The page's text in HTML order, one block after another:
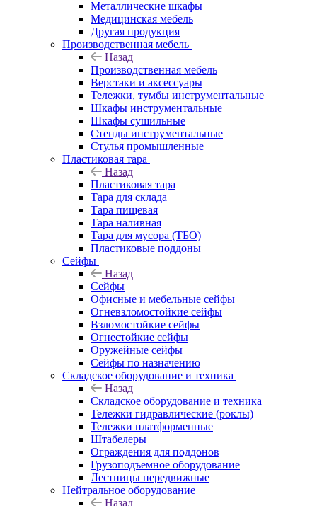
Металлические шкафы
Медицинская мебель
Другая продукция
Производственная мебель
Назад
Производственная мебель
Верстаки и аксессуары
Тележки, тумбы инструментальные
Шкафы инструментальные
Шкафы сушильные
Стенды инструментальные
Cтулья промышленные
Пластиковая тара
Назад
Пластиковая тара
Тара для склада
Тара пищевая
Тара наливная
Тара для мусора (ТБО)
Пластиковые поддоны
Сейфы
Назад
Сейфы
Офисные и мебельные сейфы
Огневзломостойкие сейфы
Взломостойкие сейфы
Огнестойкие сейфы
Оружейные сейфы
Сейфы по назначению
Складское оборудование и техника
Назад
Складское оборудование и техника
Тележки гидравлические (роклы)
Тележки платформенные
Штабелеры
Ограждения для поддонов
Грузоподъемное оборудование
Лестницы передвижные
Нейтральное оборудование
Назад